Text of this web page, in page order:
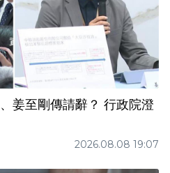
傳請辭？ 行政院澄
2026.08.08 19:07